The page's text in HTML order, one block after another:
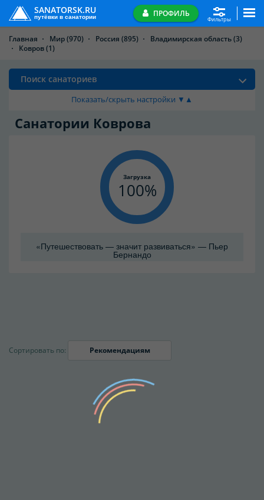
SANATORSK.RU
путёвки в санатории ПРОФИЛЬ
Фильтры
Главная Мир(970) Россия (895) Владимирская область(3)
Ковров(1)
Поиск санаториев
Показать/скрыть настройки ▼▲
Санатории Коврова
Загрузка
100
«Путешествовать — значит развиваться» — Пьер
Бернандо
Сортировать по: Рекомендациям